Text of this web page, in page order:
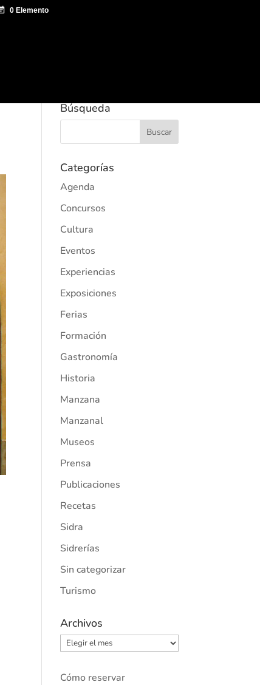
Búsqueda
Categorías
Agenda
Concursos
Cultura
Eventos
Experiencias
Exposiciones
Ferias
Formación
Gastronomía
Historia
Manzana
Manzanal
Museos
Prensa
Publicaciones
Recetas
Sidra
Sidrerías
Sin categorizar
Turismo
Archivos
Archivos
Cómo reservar